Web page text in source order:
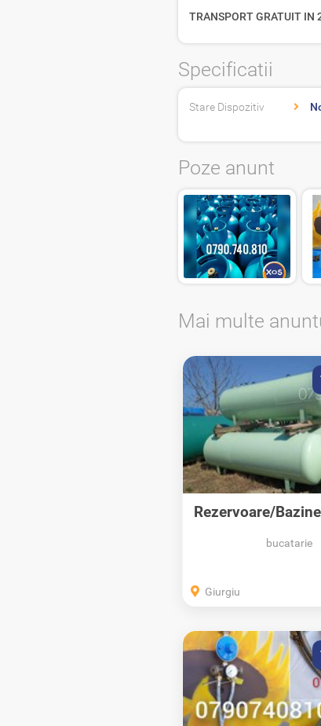
TRANSPORT GRATUIT IN
Specificatii
Stare Dispozitiv
Poze anunt
Mai multe
Rezervoare/
bucatarie
Giurgiu